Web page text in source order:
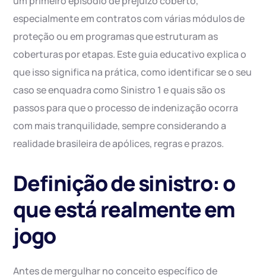
especialmente em contratos com várias módulos de
proteção ou em programas que estruturam as
coberturas por etapas. Este guia educativo explica o
que isso significa na prática, como identificar se o seu
caso se enquadra como Sinistro 1 e quais são os
passos para que o processo de indenização ocorra
com mais tranquilidade, sempre considerando a
realidade brasileira de apólices, regras e prazos.
Definição de sinistro: o
que está realmente em
jogo
Antes de mergulhar no conceito específico de